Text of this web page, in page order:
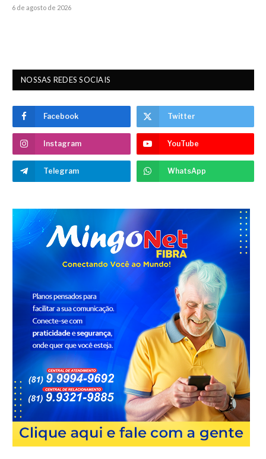
6 de agosto de 2026
NOSSAS REDES SOCIAIS
Facebook Twitter
Instagram YouTube
Telegram WhatsApp